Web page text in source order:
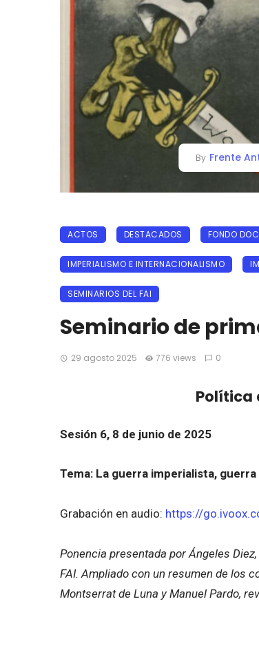
By Frente
ACTOS DESTACADOS FONDO
IMPERIALISMO E INTERNACIONALISMO
SEMINARIOS DEL FAI
Seminario de
29 agosto 2025 776 views 0
Política
Sesión 6, 8 de junio de 2025
Tema: La guerra imperialista,
Grabación en audio: https://
Ponencia presentada porÁngeles
FAI. Ampliado con un resumen de los
Montserrat de Luna y Manuel Pardo,